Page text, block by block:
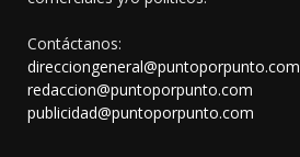
Contáctanos:
direcciongeneral@puntoporpunto.com
redaccion@puntoporpunto.com
publicidad@puntoporpunto.com